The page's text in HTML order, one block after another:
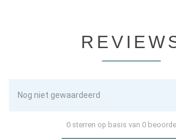
Nog niet gewaardeerd
0 sterren op basis van 0